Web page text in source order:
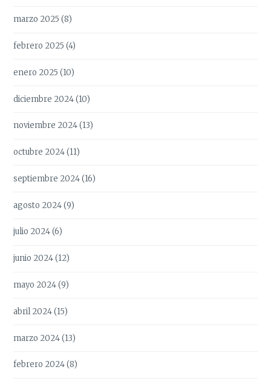
marzo 2025 (8)
febrero 2025 (4)
enero 2025 (10)
diciembre 2024(10)
noviembre 2024(13)
octubre 2024(11)
septiembre 2024(16)
agosto 2024(9)
julio 2024(6)
junio 2024(12)
mayo 2024(9)
abril 2024(15)
marzo 2024(13)
febrero 2024(8)